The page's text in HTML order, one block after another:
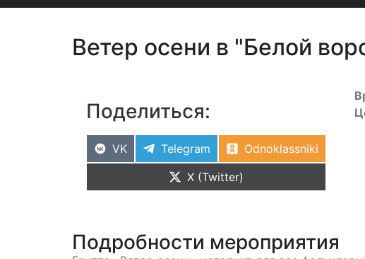
Ветер осени в "Белой
Поделиться:
VK Telegram
Odnoklassniki
X (Twitter)
Подробности мероприятия